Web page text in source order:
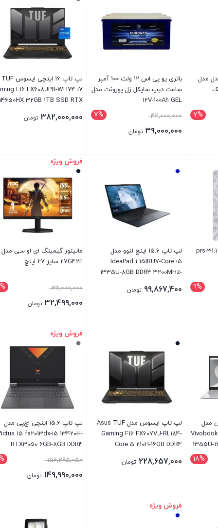
مدل
7%
باتری یو پی اس 12 ولت 100 آمپر
ساعت دیپ سایکل ژل یورونت مدل
12V-100Ah GEL
7% 42,000,000قیمت
اصلی:39,000,000 تومان
39,000,000 تومان.
لپ تاپ 16 اینچی ایسوس TUF
F16 FX608JPR-WH74 i7
14650HX 32GB 1TB SSD RTX
382,000,000 تومان
بستن
9%
لپ تاپ 15.6 اینچ لنوو مدل
IdeaPad 1 15IRU7-Core i5
1335U-8GB DDR4 3200MHz-
99,867,400 تومان
فروش ویژه
مانیتور گیمینگ ای او سی مدل
27G42E سایز 27 اینچ
36,000,000
32,499,000 تومان
بستن
مدل
Vivobook
1355U-
18%
لپ تاپ ایسوس مدل Asus TUF
Gaming F16 FX607VJ-RL184-
Core 5 210H-16GB DDR4
6GB-FHD 144Hz 16 inch
228,657,000 تومان
بستن
فروش ویژه
لپ تاپ 15.6 اینچی اچ‌پی مدل
15 fa2013dx-i5 13420H-
RTX3050 6GB-8GB DDR4
3200MHz-512GB SSD-W
156,295,050
149,990,000 تومان
فروش ویژه